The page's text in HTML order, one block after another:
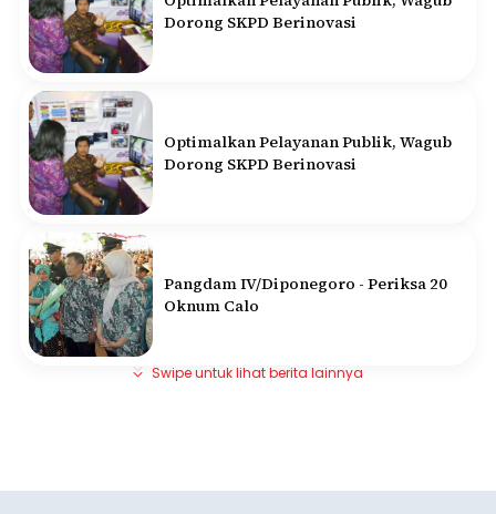
Dorong SKPD Berinovasi
Optimalkan Pelayanan Publik, Wagub
Dorong SKPD Berinovasi
Pangdam IV/Diponegoro - Periksa 20
Oknum Calo
Swipe untuk lihat berita lainnya